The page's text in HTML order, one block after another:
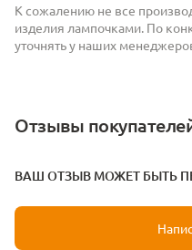
К сожалению не все
изделия лампочками. По
уточнять у наших
Отзывы
ВАШ ОТЗЫВ МОЖЕТ БЫТЬ